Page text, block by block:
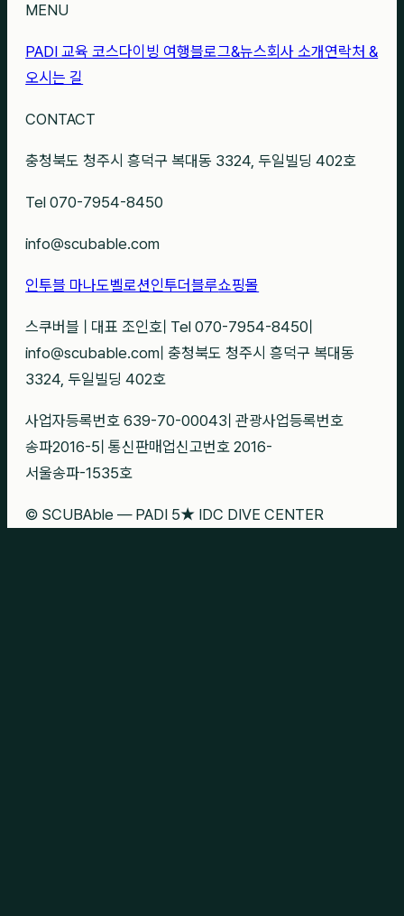
MENU
PADI 교육 코스다이빙 여행블로그&뉴스회사 소개 연락처 &
오시는 길
CONTACT
충청북도 청주시 흥덕구 복대동 3324, 두일빌딩 402호
Tel 070-7954-8450
info@scubable.com
인투블 마나도벨로션인투더블루쇼핑몰
스쿠버블 대표 조인호 Tel 070-7954-8450
info@scubable.com 충청북도 청주시 흥덕구 복대동
3324, 두일빌딩 402호
사업자등록번호 639-70-00043 관광사업등록번호
송파2016-5 통신판매업신고번호 2016-
서울송파-1535호
© SCUBAble — PADI 5★ IDC DIVE CENTER